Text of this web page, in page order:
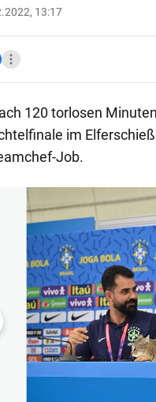
13:17
120 torlosen
im
Job.
1/3